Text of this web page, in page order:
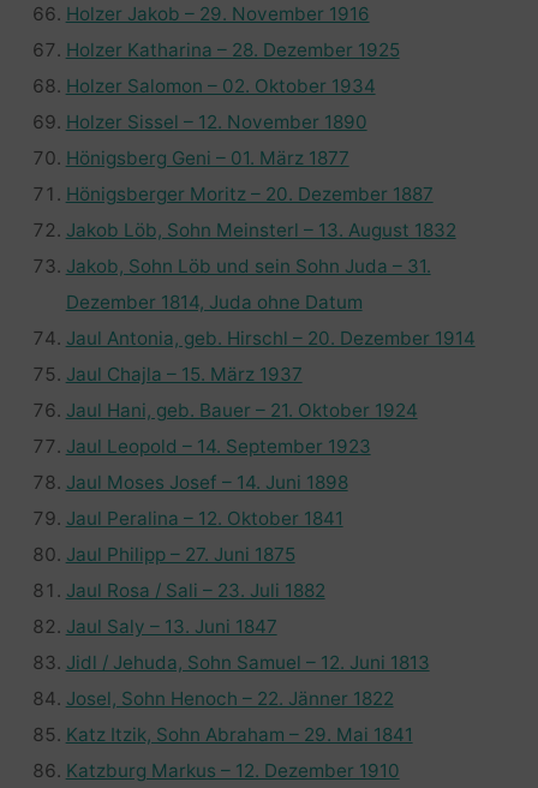
Holzer Jakob – 29. November 1916
Holzer Katharina – 28. Dezember 1925
Holzer Salomon – 02. Oktober 1934
Holzer Sissel – 12. November 1890
Hönigsberg Geni – 01. März 1877
Hönigsberger Moritz – 20. Dezember 1887
Jakob Löb, Sohn Meinsterl – 13. August 1832
Jakob, Sohn Löb und sein Sohn Juda – 31.
Dezember 1814, Juda ohne Datum
Jaul Antonia, geb. Hirschl – 20. Dezember 1914
Jaul Chajla – 15. März 1937
Jaul Hani, geb. Bauer – 21. Oktober 1924
Jaul Leopold – 14. September 1923
Jaul Moses Josef – 14. Juni 1898
Jaul Peralina – 12. Oktober 1841
Jaul Philipp – 27. Juni 1875
Jaul Rosa / Sali – 23. Juli 1882
Jaul Saly – 13. Juni 1847
Jidl / Jehuda, Sohn Samuel – 12. Juni 1813
Josel, Sohn Henoch – 22. Jänner 1822
Katz Itzik, Sohn Abraham – 29. Mai 1841
Katzburg Markus – 12. Dezember 1910